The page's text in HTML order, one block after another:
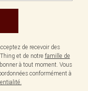
de recevoir des
et de notre famille de
à tout moment. Vous
conformément à